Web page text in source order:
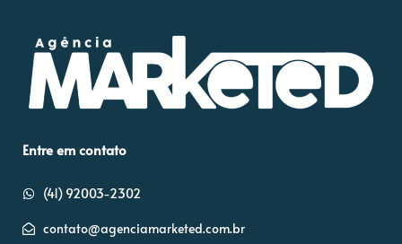
Entre em contato
(41) 92003-2302
contato@agenciamarketed.com.br